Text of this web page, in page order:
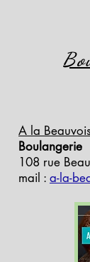
A la
Boulangerie
108 rue
mail : a-la-